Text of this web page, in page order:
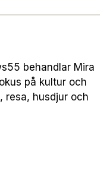
behandlar Mira
på kultur och
resa, husdjur och